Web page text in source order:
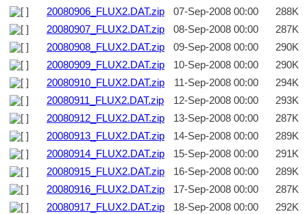
20080906_FLUX2.DAT.zip
07-Sep-2008 00:00
288K
20080907_FLUX2.DAT.zip
08-Sep-2008 00:00
287K
20080908_FLUX2.DAT.zip
09-Sep-2008 00:00
290K
20080909_FLUX2.DAT.zip
10-Sep-2008 00:00
290K
20080910_FLUX2.DAT.zip
11-Sep-2008 00:00
294K
20080911_FLUX2.DAT.zip
12-Sep-2008 00:00
293K
20080912_FLUX2.DAT.zip
13-Sep-2008 00:00
287K
20080913_FLUX2.DAT.zip
14-Sep-2008 00:00
289K
20080914_FLUX2.DAT.zip
15-Sep-2008 00:00
291K
20080915_FLUX2.DAT.zip
16-Sep-2008 00:00
289K
20080916_FLUX2.DAT.zip
17-Sep-2008 00:00
287K
20080917_FLUX2.DAT.zip
18-Sep-2008 00:00
292K